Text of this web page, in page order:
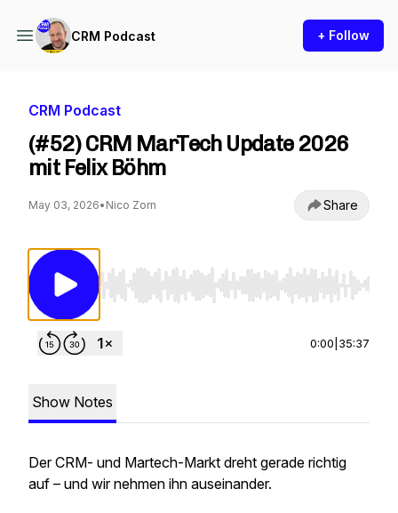
CRM Podcast + Follow
CRM Podcast
(#52) CRM MarTech Update 2026
mit Felix Böhm
May 03, 2026• Nico Zorn Share
Use Left/Right to seek, Home/End to jump to
0:00 35:37
Show Notes
Der CRM- und Martech-Markt dreht gerade richtig
auf – und wir nehmen ihn auseinander.